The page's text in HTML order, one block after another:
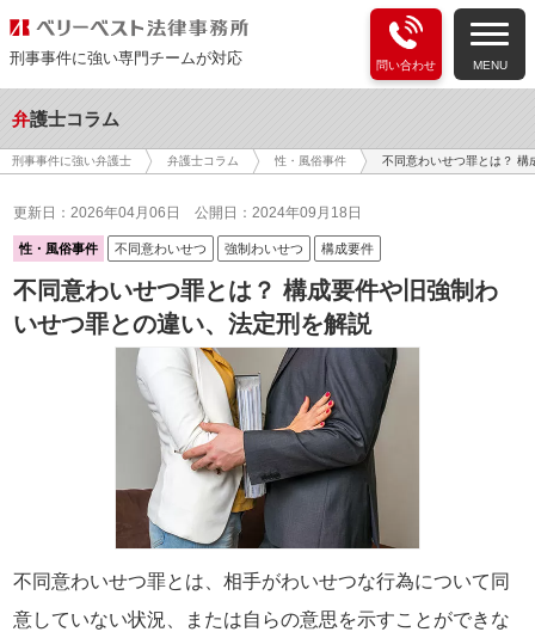
刑事事件に強い専門チームが対応 問い合わせ MENU
弁護士コラム
刑事事件に強い弁護士 弁護士コラム 性・風俗事件 不同意わいせつ罪とは？ 構
更新日：2026年04月06日 公開日：2024年09月18日
性・風俗事件 不同意わいせつ 強制わいせつ 構成要件
不同意わいせつ罪とは？ 構成要件や旧強制わ
いせつ罪との違い、法定刑を解説
不同意わいせつ罪とは、相手がわいせつな行為について同
意していない状況、または自らの意思を示すことができな